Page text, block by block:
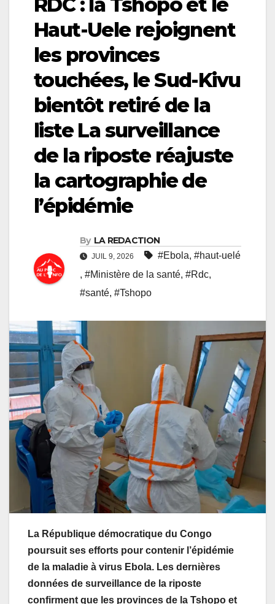
Haut-Uele rejoignent
les provinces
touchées, le Sud-Kivu
bientôt retiré de la
liste La surveillance
de la riposte réajuste
la cartographie de
l’épidémie
By LA REDACTION
JUIL 9, 2026 #Ebola, #haut-uelé
, #Ministère de la santé, #Rdc,
#santé, #Tshopo
La République démocratique du Congo
poursuit ses efforts pour contenir l’épidémie
de la maladie à virus Ebola. Les dernières
données de surveillance de la riposte
confirment que les provinces de la Tshopo et